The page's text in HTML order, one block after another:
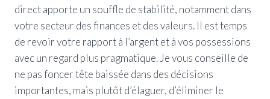
direct apporte un souffle de stabilité, notamment dans
votre secteur des finances et des valeurs. Il est temps
de revoir votre rapport à l’argent et à vos possessions
avec un regard plus pragmatique. Je vous conseille de
ne pas foncer tête baissée dans des décisions
importantes, mais plutôt d’élaguer, d’éliminer le